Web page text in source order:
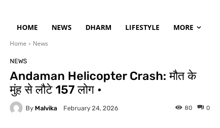
HOME NEWS DHARM LIFESTYLE MORE
Home News
NEWS
Andaman Helicopter Crash: मौत के
मुंह से लौटे 157 लोग •
By Malvika February 24, 2026 0
80